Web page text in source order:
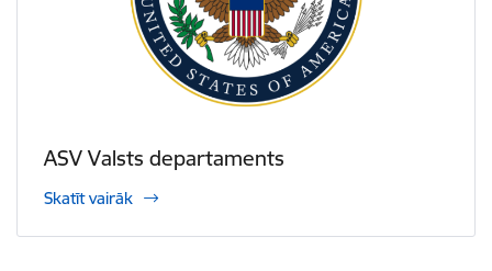
ASV Valsts departaments
Skatīt vairāk